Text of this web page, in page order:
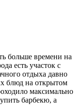
больше времени на
есть участок с
отдыха давно
блюд на открытом
максимально
барбекю, а